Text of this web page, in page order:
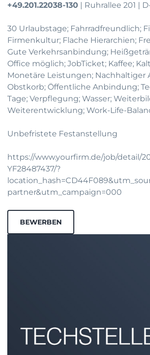
+49.201.22038-130 | Ruhrallee 201 |
30 Urlaubstage; Fahrradfreundlich;
Firmenkultur; Flache Hierarchien;
Gute Verkehrsanbindung;
Office möglich; JobTicket; Kaffee;
Monetäre Leistungen; Nachhaltiger
Obstkorb; Öffentliche Anbindung;
Tage; Verpflegung; Wasser;
Weiterentwicklung; Work-Life-
Unbefristete Festanstellung
https://www.yourfirm.de/job/detail/
YF28487437/?
partner&utm_campaign=000
BEWERBEN